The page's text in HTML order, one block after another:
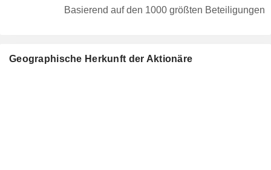
Basierend auf den 1000 größten Beteiligungen
Geographische Herkunft der Aktionäre